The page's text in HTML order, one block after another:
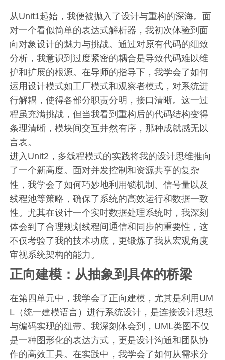
从Unit1起始，我便被抛入了设计与重构的深海。面
对一个看似简单的表达式解析器，我初次体验到面
向对象设计的魅力与挑战。通过对原有代码的细致
分析，我意识到过度紧密的耦合是导致代码难以维
护和扩展的根源。在导师的指导下，我学会了如何
运用设计模式如工厂模式和观察者模式，对系统进
行解耦，使得各部分职责分明，接口清晰。这一过
程虽充满挑战，但当我看到重构后的代码结构变得
条理清晰，模块间交互井然有序，那种成就感无以
言表。
进入Unit2，多线程模式的实践将我的设计思维推向
了一个新高度。面对并发控制和资源共享的复杂
性，我学会了如何巧妙地利用锁机制、信号量以及
线程池等策略，确保了系统的高效运行和数据一致
性。尤其在设计一个实时数据处理系统时，我深刻
体会到了合理规划线程间通信和同步的重要性，这
不仅考验了我的技术功底，更锻炼了我从宏观角度
审视系统架构的能力。
正向建模：从抽象到具体的桥梁
在第四单元中，我学会了正向建模，尤其是利用UM
L（统一建模语言）进行系统设计，是连接设计思想
与编码实现的纽带。我深刻体会到，UML类图不仅
是一种图形化的表达方式，更是设计沟通和团队协
作的高效工具。在实践中，我学会了如何从需求分